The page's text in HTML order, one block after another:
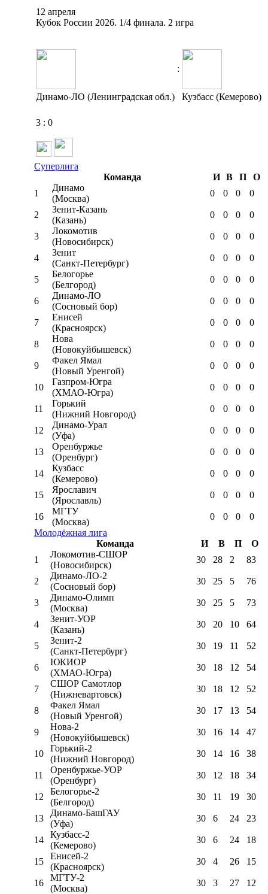
12 апреля
Кубок России 2026. 1/4 финала. 2 игра
:
Динамо-ЛО (Ленинградская обл.) Кузбасс (Кемерово)
3 : 0
Суперлига
Команда
И В П
О
1
Динамо
(Москва)
0 0 0 0
2
Зенит-Казань
(Казань)
0 0 0 0
3
Локомотив
(Новосибирск)
0 0 0 0
4
Зенит
(Санкт-Петербург)
0 0 0 0
5
Белогорье
(Белгород)
0 0 0 0
6
Динамо-ЛО
(Сосновый бор)
0 0 0 0
7
Енисей
(Красноярск)
0 0 0 0
8
Нова
(Новокуйбышевск)
0 0 0 0
9
Факел Ямал
(Новый Уренгой)
0 0 0 0
10
Газпром-Югра
(ХМАО-Югра)
0 0 0 0
11
Горький
(Нижний Новгород)
0 0 0 0
12
Динамо-Урал
(Уфа)
0 0 0 0
13
Оренбуржье
(Оренбург)
0 0 0 0
14
Кузбасс
(Кемерово)
0 0 0 0
15
Ярославич
(Ярославль)
0 0 0 0
16
МГТУ
(Москва)
0 0 0
0
Молодёжная лига
Команда
И В П
О
1
Локомотив-CШОР
(Новосибирск)
30 28 2 83
2
Динамо-ЛО-2
(Сосновый бор)
30 25 5 76
3
Динамо-Олимп
(Москва)
30 25 5 73
4
Зенит-УОР
(Казань)
30 20 10 64
5
Зенит-2
(Санкт-Петербург)
30 19 11 52
6
ЮКИОР
(ХМАО-Югра)
30 18 12 54
7
СШОР Самотлор
(Нижневартовск)
30 18 12 52
8
Факел Ямал
(Новый Уренгой)
30 17 13 54
9
Нова-2
(Новокуйбышевск)
30 16 14 47
10
Горький-2
(Нижний Новгород)
30 14 16 38
11
Оренбуржье-УОР
(Оренбург)
30 12 18 34
12
Белогорье-2
(Белгород)
30 11 19 30
13
Динамо-БашГАУ
(Уфа)
30 6 24 23
14
Кузбасс-2
(Кемерово)
30 6 24 18
15
Енисей-2
(Красноярск)
30 4 26 15
16
МГТУ-2
(Москва)
30 3 27 12